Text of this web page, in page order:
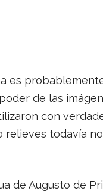
es
de las
con
relieves todavía
de Augusto de